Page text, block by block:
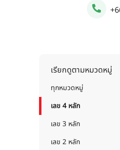
เรียกดูตามหมวดหมู่
ทุกหมวดหมู่
เลข 4 หลัก
เลข 3 หลัก
เลข 2 หลัก